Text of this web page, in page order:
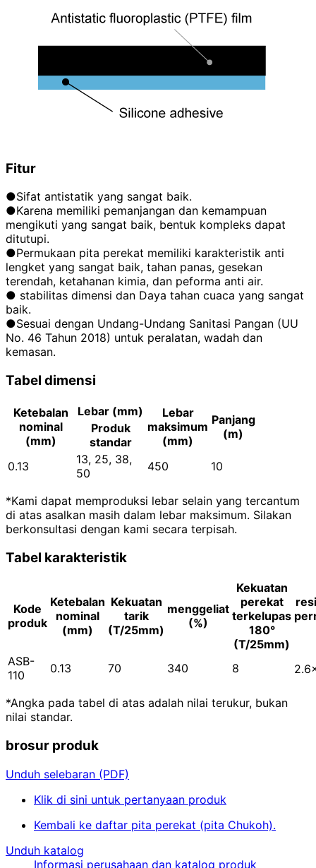
Fitur
●Sifat antistatik yang sangat baik.
●Karena memiliki pemanjangan dan kemampuan
mengikuti yang sangat baik, bentuk kompleks dapat
ditutupi.
●Permukaan pita perekat memiliki karakteristik anti
lengket yang sangat baik, tahan panas, gesekan
terendah, ketahanan kimia, dan peforma anti air.
● stabilitas dimensi dan Daya tahan cuaca yang sangat
baik.
●Sesuai dengan Undang-Undang Sanitasi Pangan (UU
No. 46 Tahun 2018) untuk peralatan, wadah dan
kemasan.
Tabel dimensi
Ketebalan
nominal
(mm)
Lebar (mm)
Lebar
maksimum
(mm)
Panjang
(m)
Produk
standar
0.13
13, 25, 38,
50
450 10
*Kami dapat memproduksi lebar selain yang tercantum
di atas asalkan masih dalam lebar maksimum. Silakan
berkonsultasi dengan kami secara terpisah.
Tabel karakteristik
Kode
produk
Ketebalan
nominal
(mm)
Kekuatan
tarik
(T/25mm)
menggeliat
(%)
Kekuatan
perekat
terkelupas
180°
(T/25mm)
ASB-
110
0.13 70 340 8
*Angka pada tabel di atas adalah nilai terukur, bukan
nilai standar.
brosur produk
Unduh selebaran (PDF)
Klik di sini untuk pertanyaan produk
Kembali ke daftar pita perekat (pita Chukoh).
Unduh katalog
Informasi perusahaan dan katalog produk